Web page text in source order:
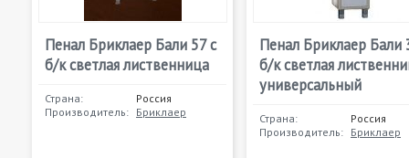
Пенал Бриклаер Бали 57 с
б/к светлая лиственница
Страна:
Россия
Производитель: Бриклаер
Пенал Бриклаер Бали
б/к светлая
универсальный
Страна:
Россия
Производитель: Бриклаер